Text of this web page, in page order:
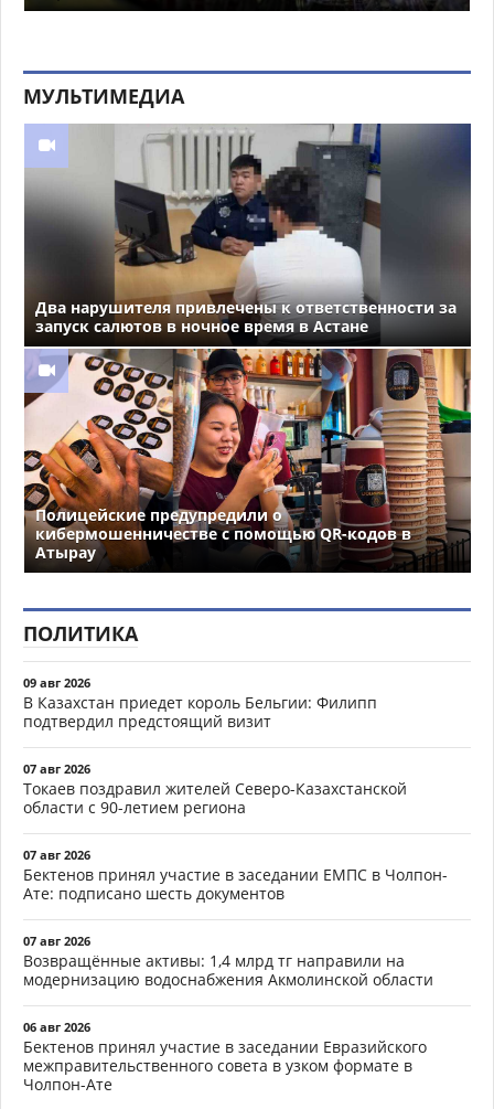
МУЛЬТИМЕДИА
Два нарушителя привлечены к ответственности за
запуск салютов в ночное время в Астане
Полицейские предупредили о
кибермошенничестве с помощью QR-кодов в
Атырау
ПОЛИТИКА
09 авг 2026
В Казахстан приедет король Бельгии: Филипп
подтвердил предстоящий визит
07 авг 2026
Токаев поздравил жителей Северо-Казахстанской
области с 90-летием региона
07 авг 2026
Бектенов принял участие в заседании ЕМПС в Чолпон-
Ате: подписано шесть документов
07 авг 2026
Возвращённые активы: 1,4 млрд тг направили на
модернизацию водоснабжения Акмолинской области
06 авг 2026
Бектенов принял участие в заседании Евразийского
межправительственного совета в узком формате в
Чолпон-Ате